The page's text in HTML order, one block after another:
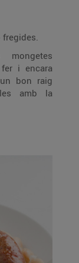
fregides.
bon raig